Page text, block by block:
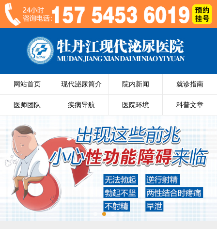
网站首页 现代泌尿简介 院内新闻 就诊指南
医师团队 疾病导航 医院环境 科普文章